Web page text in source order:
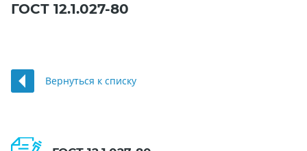
ГОСТ 12.1.027-80
Вернуться к списку